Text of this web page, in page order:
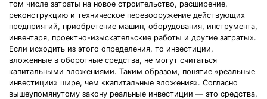
том числе затраты на новое строительство, расширение,
реконструкцию и техническое перевооружение действующих
предприятий, приобретение машин, оборудования, инструмента,
инвентаря, проектно-изыскательские работы и другие затраты».
Если исходить из этого определения, то инвестиции,
вложенные в оборотные средства, не могут считаться
капитальными вложениями. Таким образом, понятие «реальные
инвестиции» шире, чем «капитальные вложения». Согласно
вышеупомянутому закону реальные инвестиции — это средства,